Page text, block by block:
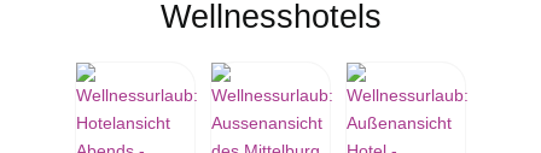
Wellnesshotels